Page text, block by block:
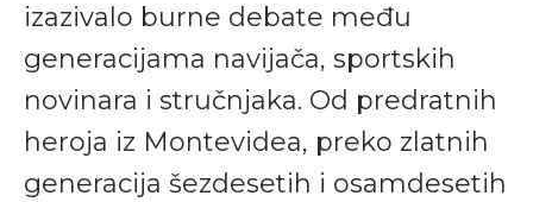
izazivalo burne debate među
generacijama navijača, sportskih
novinara i stručnjaka. Od predratnih
heroja iz Montevidea, preko zlatnih
generacija šezdesetih i osamdesetih